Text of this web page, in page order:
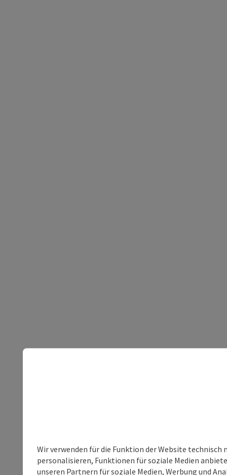
Wir verwenden für die Funktion der Website
personalisieren, Funktionen für soziale Medien
unseren Partnern für soziale Medien, Werbung und